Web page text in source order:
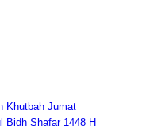
Khutbah Jumat
Bidh Shafar 1448 H